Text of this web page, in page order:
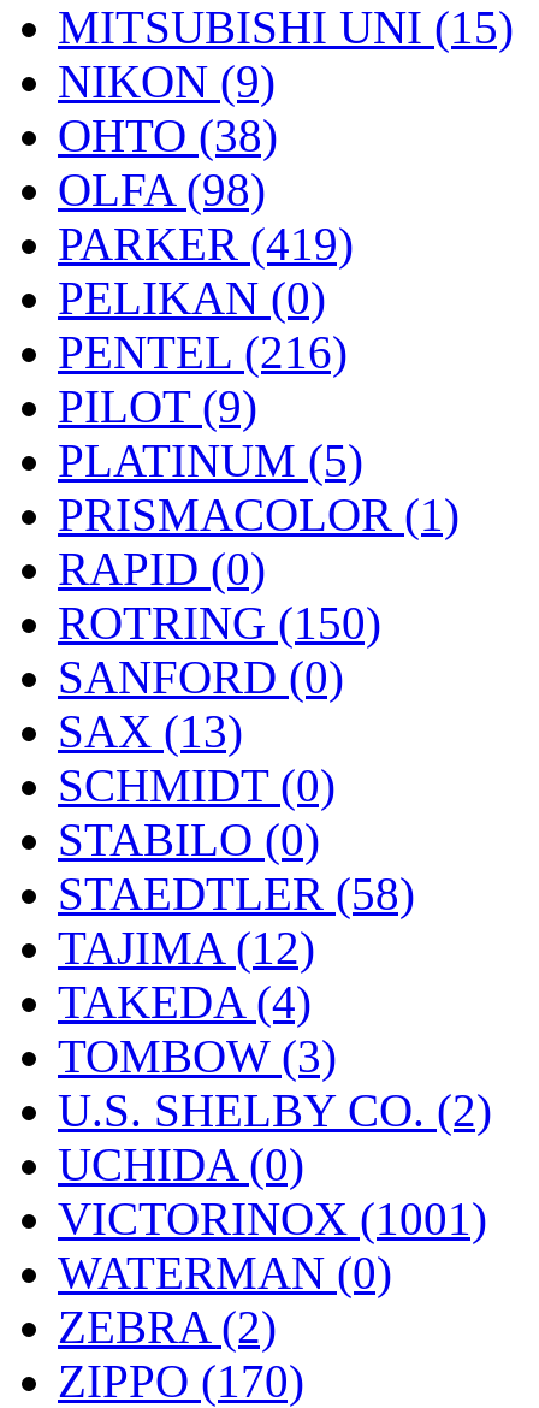
MITSUBISHI UNI (15)
NIKON (9)
OHTO (38)
OLFA (98)
PARKER (419)
PELIKAN (0)
PENTEL (216)
PILOT (9)
PLATINUM (5)
PRISMACOLOR (1)
RAPID (0)
ROTRING (150)
SANFORD (0)
SAX (13)
SCHMIDT (0)
STABILO (0)
STAEDTLER (58)
TAJIMA (12)
TAKEDA (4)
TOMBOW (3)
U.S. SHELBY CO. (2)
UCHIDA (0)
VICTORINOX (1001)
WATERMAN (0)
ZEBRA (2)
ZIPPO (170)